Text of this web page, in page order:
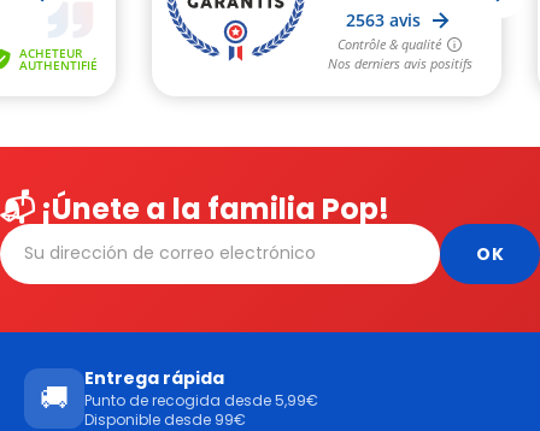
📬 ¡Únete a la familia Pop!
🚚
Entrega rápida
Punto de recogida desde 5,99€
Disponible desde 99€